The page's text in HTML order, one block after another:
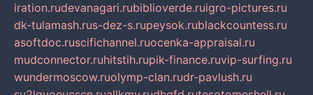
iration.rudevanagari.rubiblioverde.ruigro-pictures.ru
dk-tulamash.rus-dez-s.rupeysok.rublackcountess.ru
asoftdoc.ruscifichannel.ruocenka-appraisal.ru
mudconnector.ruhitstih.rupik-finance.ruvip-surfing.ru
wundermoscow.ruolymp-clan.rudr-pavlush.ru